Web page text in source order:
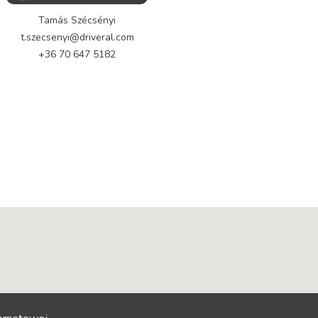
Tamás Szécsényi
+36 70 647 5182